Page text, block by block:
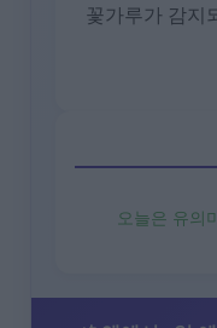
꽃가루가 감지
오늘은 유의